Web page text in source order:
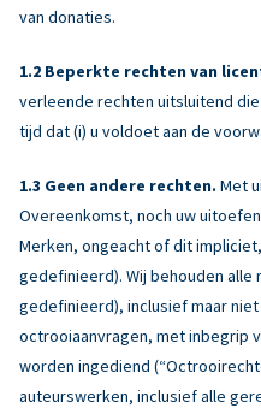
van donaties.
Beperkte rechten van
verleende rechten uitsluitend
tijd dat (i) u voldoet aan de
Geen andere rechten. Met
Overeenkomst, noch uw
Merken, ongeacht of dit
gedefinieerd). Wij behouden
gedefinieerd), inclusief maar
octrooiaanvragen, met inbegrip
worden ingediend
auteurswerken, inclusief alle